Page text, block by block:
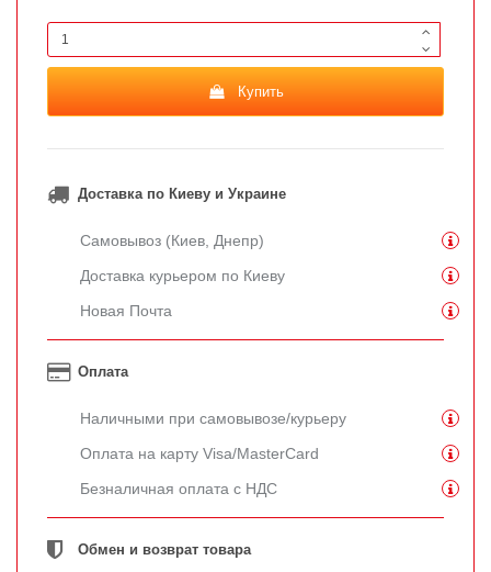
Купить
Доставка по Киеву и Украине
Самовывоз (Киев, Днепр)
Доставка курьером по Киеву
Новая Почта
Оплата
Наличными при самовывозе/курьеру
Оплата на карту Visa/MasterCard
Безналичная оплата с НДС
Обмен и возврат товара